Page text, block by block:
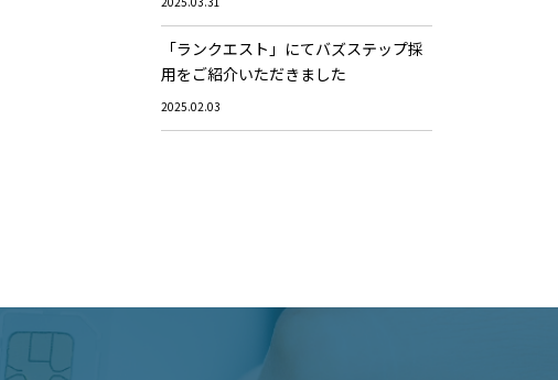
「ランクエスト」にてバズステップ採
用をご紹介いただきました
2025.02.03